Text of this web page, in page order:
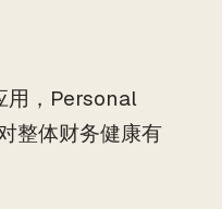
用，Personal
整体财务健康有